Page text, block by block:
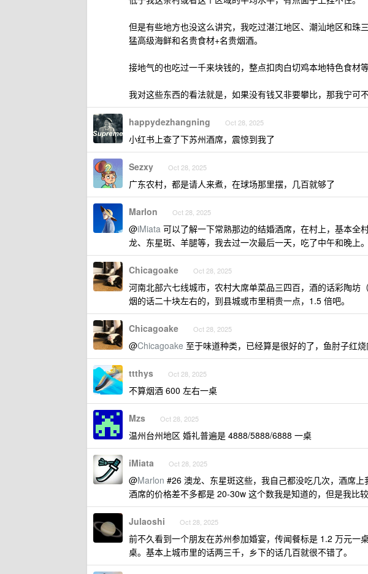
但是有些地方也没这么讲究，我吃过湛江地区、潮汕地区和珠
猛高级海鲜和名贵食材+名贵烟酒。
接地气的也吃过一千来块钱的，整点扣肉白切鸡本地特色食材
我对这些东西的看法就是，如果没有钱又非要攀比，那我宁可
happydezhangning Oct 28, 2025
小红书上查了下苏州酒席，震惊到我了
Sezxy Oct 28, 2025
广东农村，都是请人来煮，在球场那里摆，几百就够了
Marlon Oct 28, 2025
@iMiata 可以了解一下常熟那边的结婚酒席，在村上，基本全
龙、东星斑、羊腿等，我去过一次最后一天，吃了中午和晚上
Chicagoake Oct 28, 2025
河南北部六七线城市，农村大席单菜品三四百，酒的话彩陶坊
烟的话二十块左右的，到县城或市里稍贵一点，1.5 倍吧。
Chicagoake Oct 28, 2025
@Chicagoake 至于味道种类，已经算是很好的了，鱼肘子红
ttthys Oct 28, 2025
不算烟酒 600 左右一桌
Mzs Oct 28, 2025
温州台州地区 婚礼普遍是 4888/5888/6888 一桌
iMiata Oct 28, 2025
@Marlon #26 澳龙、东星斑这些，我自己都没吃几次，酒席
酒席的价格差不多都是 20-30w 这个数我是知道的，但是我比
Julaoshi Oct 28, 2025
前不久看到一个朋友在苏州参加婚宴，传闻餐标是 1.2 万元一
桌。基本上城市里的话两三千，乡下的话几百就很不错了。